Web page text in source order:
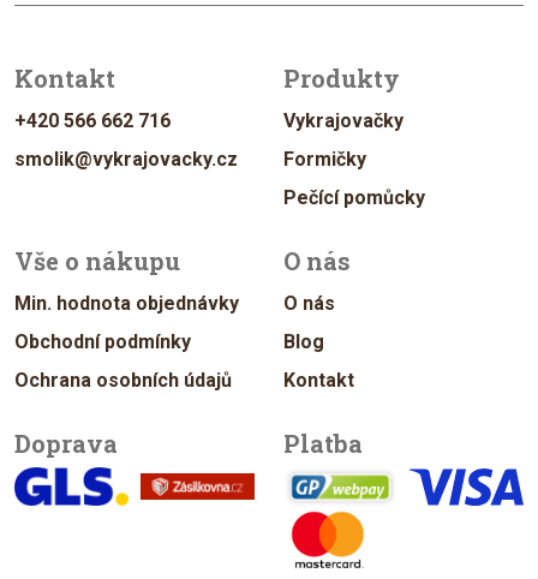
Kontakt
+420 566 662 716
smolik@vykrajovacky.cz
Produkty
Vykrajovačky
Formičky
Pečící pomůcky
Vše o nákupu
Min. hodnota objednávky
Obchodní podmínky
Ochrana osobních údajů
O nás
O nás
Blog
Kontakt
Doprava Platba